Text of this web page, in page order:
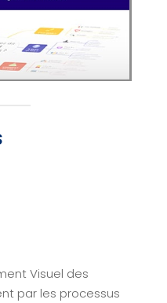
Visuel des
par les processus